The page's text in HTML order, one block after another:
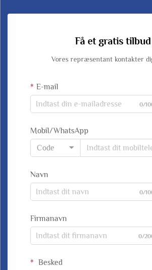
Få et gratis tilbud
Vores repræsentant kontakter
E-mail
0/
Mobil/WhatsApp
Code
Navn
0/
Firmanavn
0/
Besked